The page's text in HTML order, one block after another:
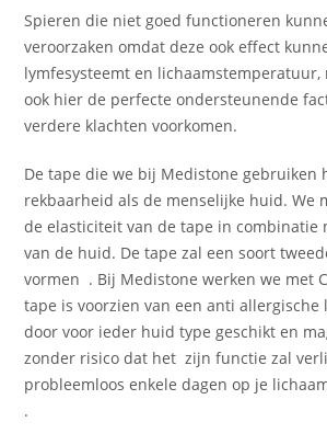
Spieren die niet goed functioneren
veroorzaken omdat deze ook effect
lymfesysteemt en lichaamstemperatuur,
ook hier de perfecte ondersteunende
verdere klachten voorkomen.
De tape die we bij Medistone gebruiken
rekbaarheid als de menselijke huid. We
de elasticiteit van de tape in combinatie
van de huid. De tape zal een soort
vormen . Bij Medistone werken we met
tape is voorzien van een anti
door voor ieder huid type geschikt en
zonder risico dat het zijn functie zal
probleemloos enkele dagen op je
.